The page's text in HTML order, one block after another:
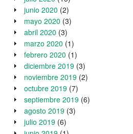
junio 2020 (2)
mayo 2020 (3)
abril 2020 (3)
marzo 2020 (1)
febrero 2020 (1)
diciembre 2019 (3)
noviembre 2019 (2)
octubre 2019 (7)
septiembre 2019 (6)
agosto 2019 (3)
julio 2019 (6)